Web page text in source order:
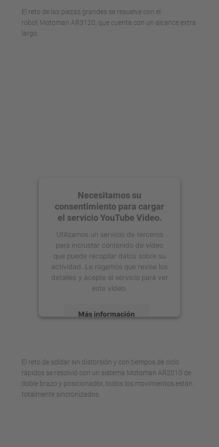
El reto de las piezas grandes se resuelve con el
robot Motoman AR3120, que cuenta con un alcance extra
largo.
Necesitamos su
consentimiento para cargar
el servicio YouTube Video.
Utilizamos un servicio de terceros
para incrustar contenido de vídeo
que puede recopilar datos sobre su
actividad. Le rogamos que revise los
detalles y acepte el servicio para ver
este vídeo.
Más información
Management Platform
El reto de soldar sin distorsión y con tiempos de ciclo
rápidos se resolvió con un sistema Motoman AR2010 de
doble brazo y posicionador, todos los movimientos están
totalmente sincronizados.